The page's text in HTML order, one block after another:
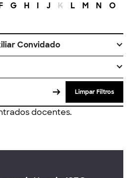
G H I J K L M N O
Convidado
Limpar Filtros
docentes.